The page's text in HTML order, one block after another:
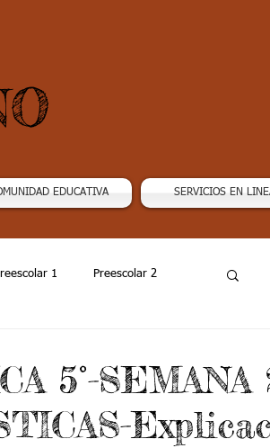
EDUCATIVA SERVICIOS EN
1 Preescolar 2
11
5°-SEMANA